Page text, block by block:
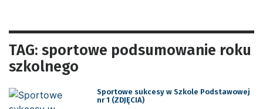
TAG: sportowe podsumowanie roku
szkolnego
Sportowe sukcesy w Szkole Podstawowej
nr 1 (ZDJĘCIA)